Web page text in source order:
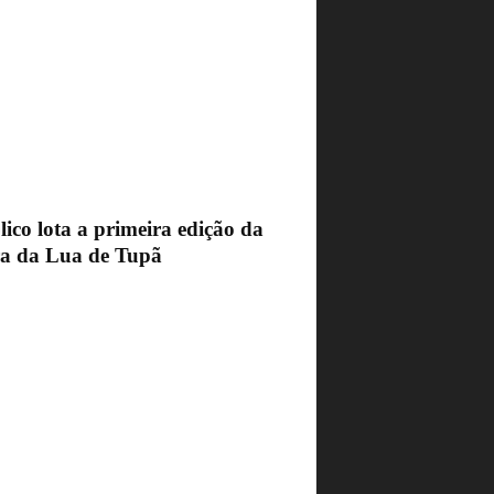
lota a primeira edição da
da Lua de Tupã